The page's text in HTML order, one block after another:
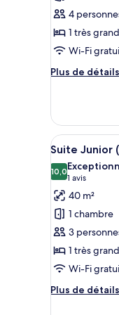
chambre
ce
type
de
chambre :
Chambre
4
1 très
Wi-Fi
Plus de détails
Plus
le
type
de
chambre
Chambre
Triple
Supérieure
Afficher
toutes
les
photos
pour
ce
type
de
chambre :
Suite
5
Suite Junior
10,010,0 sur 10
1 avis
(1 avis)
40 m²
1 chambre
3
1 très
Wi-Fi
Plus de détails
Plus